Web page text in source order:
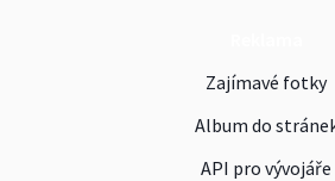
Zajímavé fotky
Album do
API pro vývojáře